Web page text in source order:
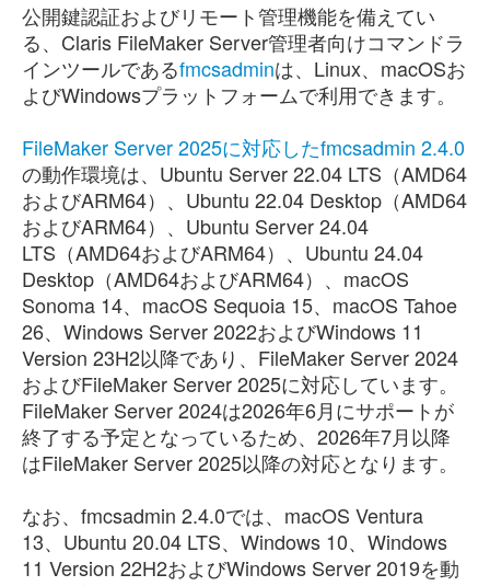
公開鍵認証およびリモート管理機能を備えてい
る、Claris FileMaker Server管理者向けコマンドラ
インツールであるfmcsadminは、Linux、macOSお
よびWindowsプラットフォームで利用できます。
FileMaker Server 2025に対応したfmcsadmin 2.4.0
の動作環境は、Ubuntu Server 22.04 LTS（AMD64
およびARM64）、Ubuntu 22.04 Desktop（AMD64
およびARM64）、Ubuntu Server 24.04
LTS（AMD64およびARM64）、Ubuntu 24.04
Desktop（AMD64およびARM64）、macOS
Sonoma 14、macOS Sequoia 15、macOS Tahoe
26、Windows Server 2022およびWindows 11
Version 23H2以降であり、FileMaker Server 2024
およびFileMaker Server 2025に対応しています。
FileMaker Server 2024は2026年6月にサポートが
終了する予定となっているため、2026年7月以降
はFileMaker Server 2025以降の対応となります。
なお、fmcsadmin 2.4.0では、macOS Ventura
13、Ubuntu 20.04 LTS、Windows 10、Windows
11 Version 22H2およびWindows Server 2019を動